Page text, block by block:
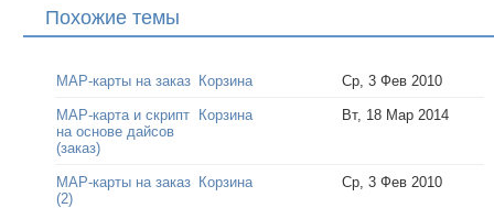
Похожие темы
МАР-карты на заказ Корзина Ср, 3 Фев 2010
МАР-карта и скрипт
на основе дайсов
(заказ)
Корзина Вт, 18 Мар 2014
МАР-карты на заказ
(2)
Корзина Ср, 3 Фев 2010